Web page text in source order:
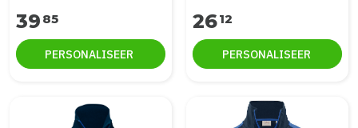
39 85
PERSONALISEER
2612
PERSONALISEER